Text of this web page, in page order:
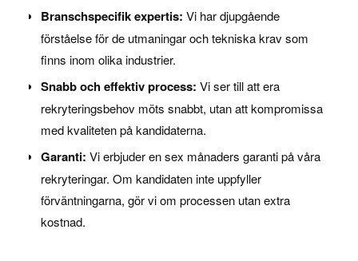
Branschspecifik expertis: Vi har djupgående
förståelse för de utmaningar och tekniska krav som
finns inom olika industrier.
Snabb och effektiv process: Vi ser till att era
rekryteringsbehov möts snabbt, utan att kompromissa
med kvaliteten på kandidaterna.
Garanti: Vi erbjuder en sex månaders garanti på våra
rekryteringar. Om kandidaten inte uppfyller
förväntningarna, gör vi om processen utan extra
kostnad.